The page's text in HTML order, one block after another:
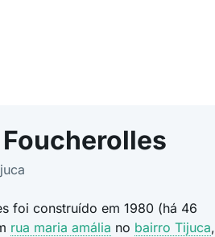
foi construído em 1980 (há 46
rua maria amália no bairro Tijuca,